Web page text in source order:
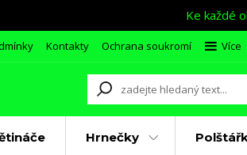
Ke každé
Kontakty Ochrana soukromí Více
Hrnečky